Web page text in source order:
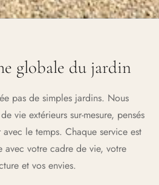
globale du jardin
pas de simples jardins. Nous
vie extérieurs sur-mesure, pensés
le temps. Chaque service est
avec votre cadre de vie, votre
et vos envies.